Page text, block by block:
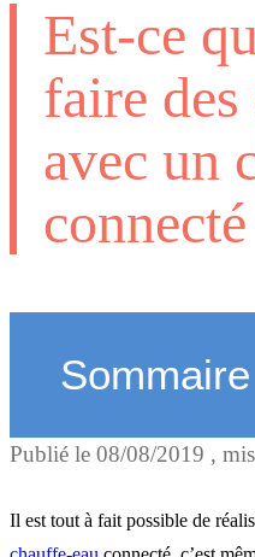
Est-ce
faire des
avec un
Sommaire
Le
Publié le 08/08/2019 ,
Il est tout à fait possible de